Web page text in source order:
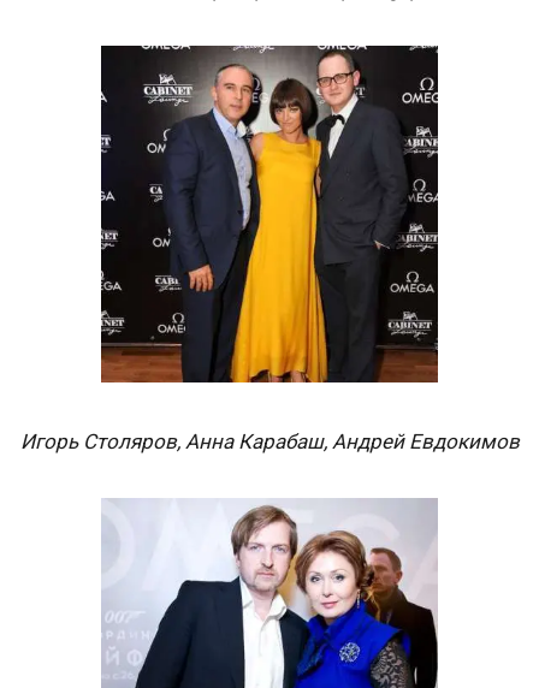
Игорь Столяров, Анна Карабаш, Андрей Евдокимов